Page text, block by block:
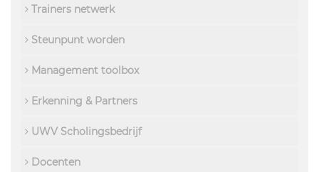
Trainers netwerk
Steunpunt worden
Management toolbox
Erkenning & Partners
UWV Scholingsbedrijf
Docenten